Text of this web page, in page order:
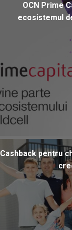
OCN Prime
ecosistemul
Cashback pentru